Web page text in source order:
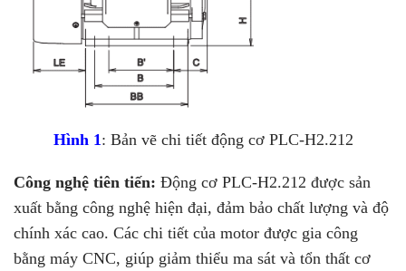
Hình 1: Bản vẽ chi tiết động cơ PLC-H2.212
Công nghệ tiên tiến: Động cơ PLC-H2.212 được sản
xuất bằng công nghệ hiện đại, đảm bảo chất lượng và độ
chính xác cao. Các chi tiết của motor được gia công
bằng máy CNC, giúp giảm thiểu ma sát và tổn thất cơ